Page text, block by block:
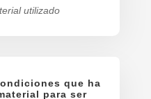
utilizado
que ha
para ser